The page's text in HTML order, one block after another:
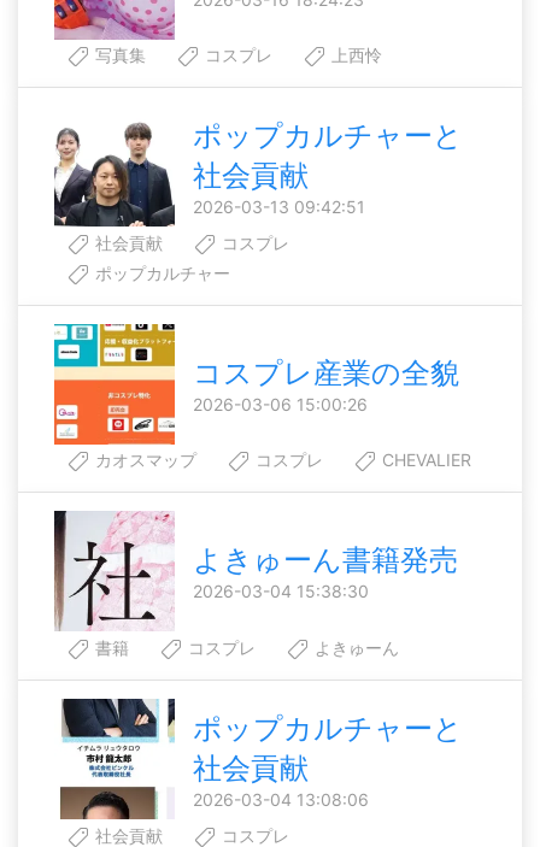
写真集 コスプレ 上西怜
ポップカルチャーと
社会貢献
2026-03-13 09:42:51
社会貢献
コスプレ
ポップカルチャー
コスプレ産業の全貌
2026-03-06 15:00:26
カオスマップ コスプレ CHEVALIER
よきゅーん書籍発売
2026-03-04 15:38:30
書籍 コスプレ よきゅーん
ポップカルチャーと
社会貢献
2026-03-04 13:08:06
社会貢献
コスプレ